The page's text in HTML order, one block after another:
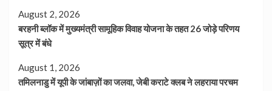
August 2, 2026
बरहनी ब्लॉक में मुख्यमंत्री सामूहिक विवाह योजना के तहत 26 जोड़े परिणय
सूत्र में बंधे
August 1, 2026
तमिलनाडु में यूपी के जांबाज़ों का जलवा, जेबी कराटे क्लब ने लहराया परचम